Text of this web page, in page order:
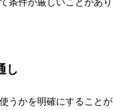
し
うかを明確にすることが